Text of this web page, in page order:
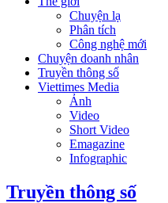
Chuyện lạ
Phân tích
Công nghệ mới
Chuyện doanh nhân
Truyền thông số
Viettimes Media
Ảnh
Video
Short Video
Emagazine
Infographic
Truyền thông số